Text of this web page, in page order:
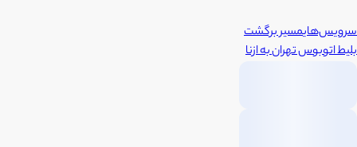
سرویس‌هایمسیر برگشت
بلیط اتوبوستهرانبهازنا